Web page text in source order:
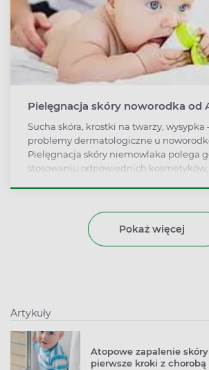
Pielęgnacja skóry noworodka od
Sucha skóra, krostki na twarzy, wysypka
problemy dermatologiczne u
Pielęgnacja skóry niemowlaka polega
stosowaniu odpowiednich
Pokaż więcej
Artykuły
Atopowe zapalenie
pierwsze kroki z chorobą